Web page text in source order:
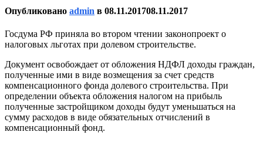
Опубликовано admin в 08.11.201708.11.2017
Госдума РФ приняла во втором чтении законопроект о
налоговых льготах при долевом строительстве.
Документ освобождает от обложения НДФЛ доходы граждан,
полученные ими в виде возмещения за счет средств
компенсационного фонда долевого строительства. При
определении объекта обложения налогом на прибыль
полученные застройщиком доходы будут уменьшаться на
сумму расходов в виде обязательных отчислений в
компенсационный фонд.